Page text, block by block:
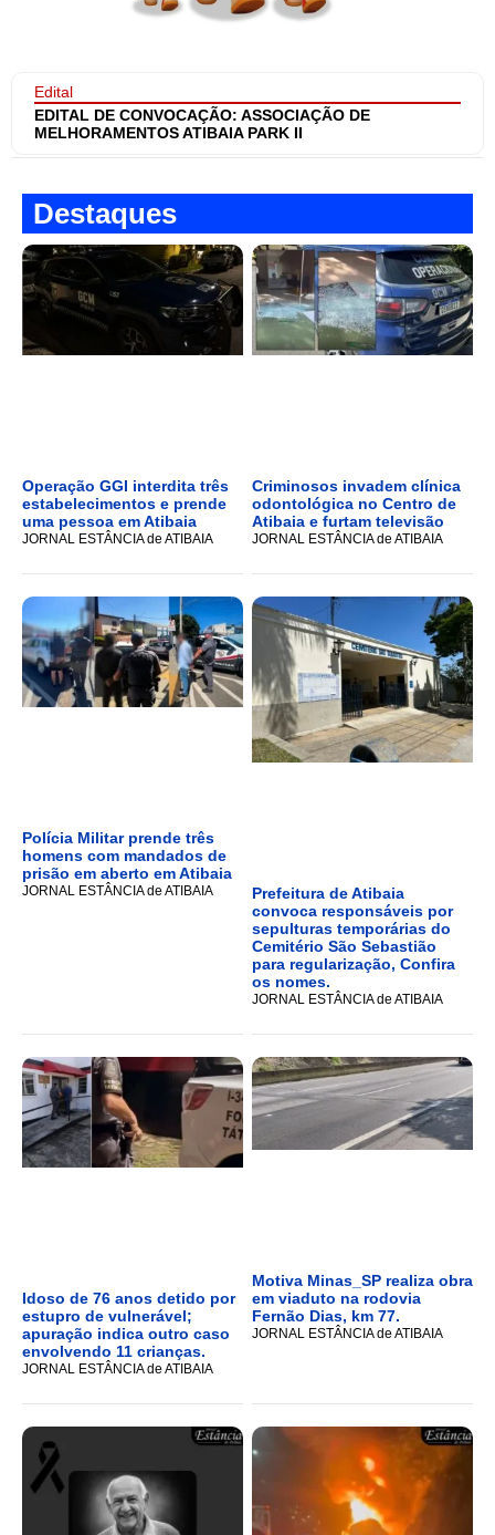
Edital
EDITAL DE CONVOCAÇÃO: ASSOCIAÇÃO DE
MELHORAMENTOS ATIBAIA PARK II
Destaques
Operação GGI interdita três
estabelecimentos e prende
uma pessoa em Atibaia
JORNAL ESTÂNCIA de ATIBAIA
Criminosos invadem clínica
odontológica no Centro de
Atibaia e furtam televisão
JORNAL ESTÂNCIA de ATIBAIA
Polícia Militar prende três
homens com mandados de
prisão em aberto em Atibaia
JORNAL ESTÂNCIA de ATIBAIA
Prefeitura de Atibaia
convoca responsáveis por
sepulturas temporárias do
Cemitério São Sebastião
para regularização, Confira
os nomes.
JORNAL ESTÂNCIA de ATIBAIA
Idoso de 76 anos detido por
estupro de vulnerável;
apuração indica outro caso
envolvendo 11 crianças.
JORNAL ESTÂNCIA de ATIBAIA
Motiva Minas_SP realiza obra
em viaduto na rodovia
Fernão Dias, km 77.
JORNAL ESTÂNCIA de ATIBAIA